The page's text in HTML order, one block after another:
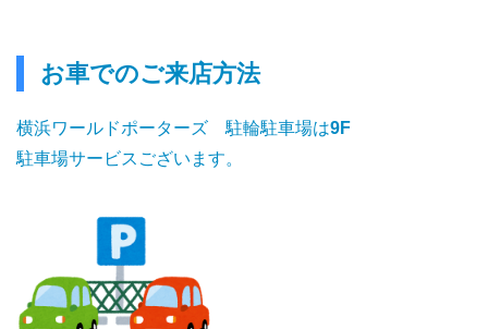
お車でのご来店方法
横浜ワールドポーターズ 駐輪駐車場は9F
駐車場サービスございます。